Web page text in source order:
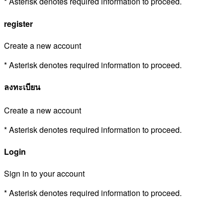
register
Create a new account
* Asterisk denotes required information to proceed.
ลงทะเบียน
Create a new account
* Asterisk denotes required information to proceed.
Login
Sign in to your account
* Asterisk denotes required information to proceed.